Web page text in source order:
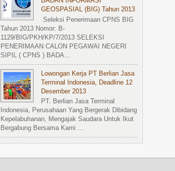
GEOSPASIAL (BIG) Tahun 2013
Seleksi Penerimaan CPNS BIG
Tahun 2013 Nomor: B-
1129/BIG/PKH/KP/7/2013 SELEKSI
PENERIMAAN CALON PEGAWAI NEGERI
SIPIL ( CPNS ) BADA...
Lowongan Kerja PT Berlian Jasa
Terminal Indonesia, Deadline 12
Desember 2013
PT. Berlian Jasa Terminal
Indonesia, Perusahaan Yang Bergerak Dibidang
Kepelabuhanan, Mengajak Saudara Untuk Ikut
Bergabung Bersama Kami ...